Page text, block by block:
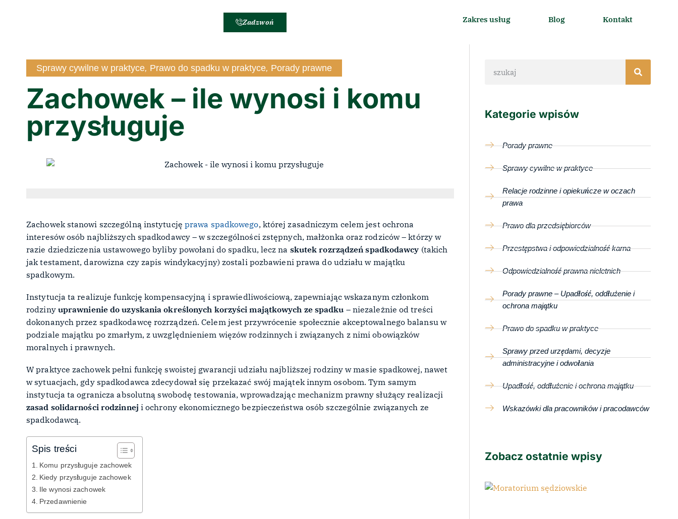
Zadzwoń Zakres usług Blog Kontakt
Sprawy cywilne w praktyce, Prawo do spadku w praktyce, Porady prawne
Zachowek – ile wynosi i komu
przysługuje
Zachowek stanowi szczególną instytucję prawa spadkowego, której zasadniczym celem jest ochrona
interesów osób najbliższych spadkodawcy – w szczególności zstępnych, małżonka oraz rodziców – którzy w
razie dziedziczenia ustawowego byliby powołani do spadku, lecz na skutek rozrządzeń spadkodawcy (takich
jak testament, darowizna czy zapis windykacyjny) zostali pozbawieni prawa do udziału w majątku
spadkowym.
Instytucja ta realizuje funkcję kompensacyjną i sprawiedliwościową, zapewniając wskazanym członkom
rodziny uprawnienie do uzyskania określonych korzyści majątkowych ze spadku – niezależnie od treści
dokonanych przez spadkodawcę rozrządzeń. Celem jest przywrócenie społecznie akceptowalnego balansu w
podziale majątku po zmarłym, z uwzględnieniem więzów rodzinnych i związanych z nimi obowiązków
moralnych i prawnych.
W praktyce zachowek pełni funkcję swoistej gwarancji udziału najbliższej rodziny w masie spadkowej, nawet
w sytuacjach, gdy spadkodawca zdecydował się przekazać swój majątek innym osobom. Tym samym
instytucja ta ogranicza absolutną swobodę testowania, wprowadzając mechanizm prawny służący realizacji
zasad solidarności rodzinnej i ochrony ekonomicznego bezpieczeństwa osób szczególnie związanych ze
spadkodawcą.
Spis treści
Komu przysługuje zachowek
Kiedy przysługuje zachowek
Ile wynosi zachowek
Przedawnienie
Kategorie wpisów
Porady prawne
Sprawy cywilne w praktyce
Relacje rodzinne i opiekuńcze w oczach
prawa
Prawo dla przedsiębiorców
Przestępstwa i odpowiedzialność karna
Odpowiedzialność prawna nieletnich
Porady prawne – Upadłość, oddłużenie i
ochrona majątku
Prawo do spadku w praktyce
Sprawy przed urzędami, decyzje
administracyjne i odwołania
Upadłość, oddłużenie i ochrona majątku
Wskazówki dla pracowników i pracodawców
Zobacz ostatnie wpisy